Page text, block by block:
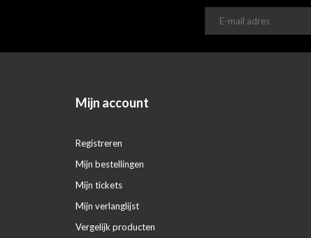
Mijn account
Registreren
Mijn bestellingen
Mijn tickets
Mijn verlanglijst
Vergelijk producten